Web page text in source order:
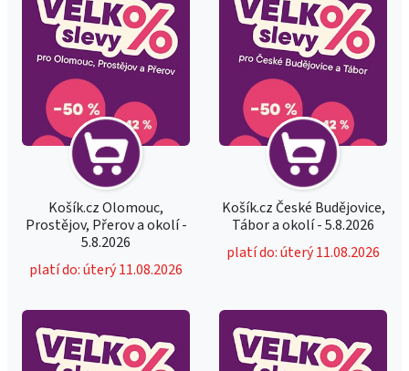
Košík.cz Olomouc,
Prostějov, Přerov a okolí -
5.8.2026
platí do: úterý 11.08.2026
Košík.cz České Budějovice,
Tábor a okolí - 5.8.2026
platí do: úterý 11.08.2026